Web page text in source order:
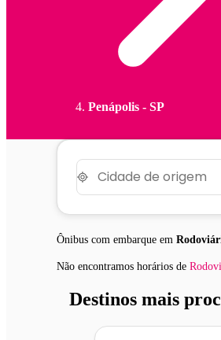
Penápolis - SP
Ônibus com embarque em
Não encontramos horários de
Destinos mais